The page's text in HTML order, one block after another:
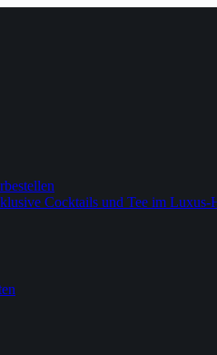
Cocktails und Tee im Luxus-